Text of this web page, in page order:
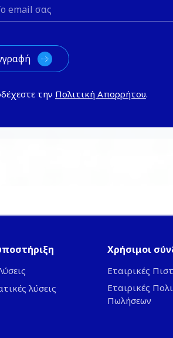
την Πολιτική Απορρήτου.
λύσεις
Χρήσιμοι
Εταιρικές
Εταιρικές
Πωλήσεων